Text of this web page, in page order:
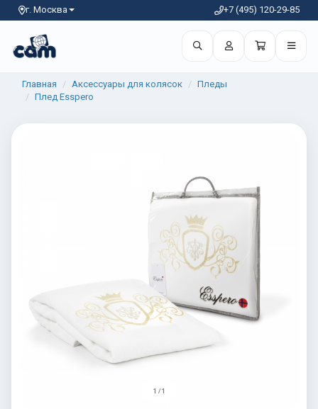
г. Москва +7 (495) 120-29-85
Главная Аксессуары для колясок
Пледы
Плед Esspero
1 / 1